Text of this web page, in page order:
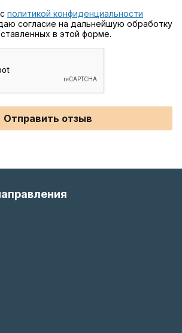
политикой конфиденциальности
согласие на дальнейшую обработку
в этой форме.
Отправить отзыв